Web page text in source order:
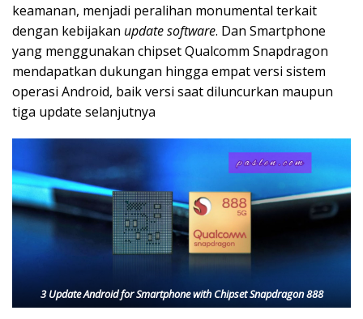
keamanan, menjadi peralihan monumental terkait
dengan kebijakan update software. Dan Smartphone
yang menggunakan chipset Qualcomm Snapdragon
mendapatkan dukungan hingga empat versi sistem
operasi Android, baik versi saat diluncurkan maupun
tiga update selanjutnya
3 Update Android for Smartphone with Chipset Snapdragon 888